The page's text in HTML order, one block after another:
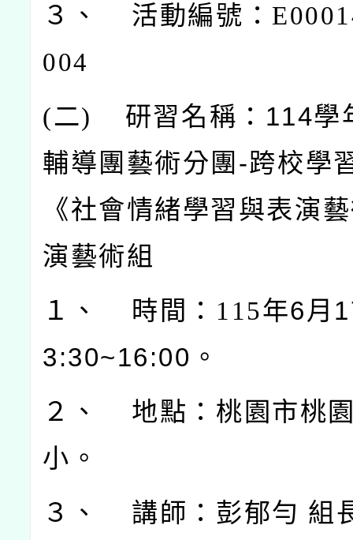
３、 活動編號：
004
(二) 研習名稱：114學
輔導團藝術分團-跨校學
《社會情緒學習與表演
演藝術組
１、 時間：115年6月
3:30~16:00。
２、 地點：桃園市桃
小。
３、 講師：彭郁勻 組